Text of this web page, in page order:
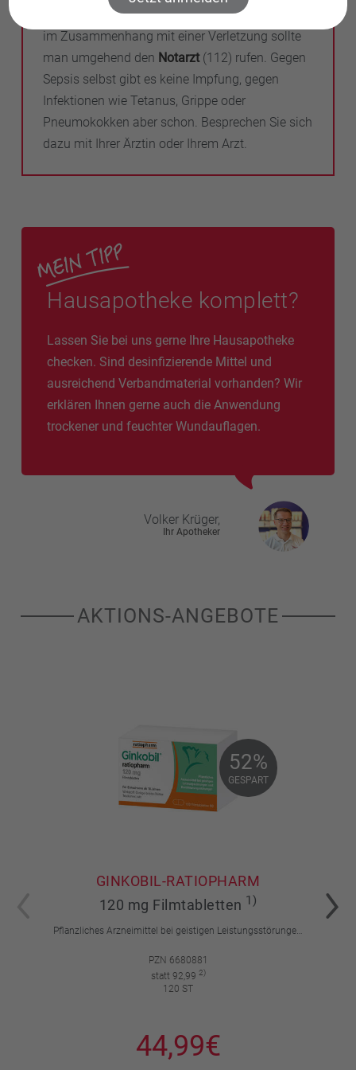
verläuft eine Sepsis meist tödlich. Bei Verdacht
im Zusammenhang mit einer Verletzung sollte
man umgehend den Notarzt(112) rufen. Gegen
Sepsis selbst gibt es keine Impfung, gegen
Infektionen wie Tetanus, Grippe oder
Pneumokokken aber schon. Besprechen Sie sich
dazu mit Ihrer Ärztin oder Ihrem Arzt.
Hausapotheke komplett?
Lassen Sie bei uns gerne Ihre Hausapotheke
checken. Sind desinfizierende Mittel und
ausreichend Verbandmaterial vorhanden? Wir
erklären Ihnen gerne auch die Anwendung
trockener und feuchter Wundauflagen.
Volker Krüger,
Ihr Apotheker
AKTIONS-ANGEBOTE
52%
GESPART
52%
GESPART
GINKOBIL-RATIOPHARM
120 mg Filmtabletten 1)
Pflanzliches Arzneimittel bei geistigen Leistungsstörungen und Durchblutungsstörungen.
PZN 6680881
statt 92,99 2)
120 ST
44,99€